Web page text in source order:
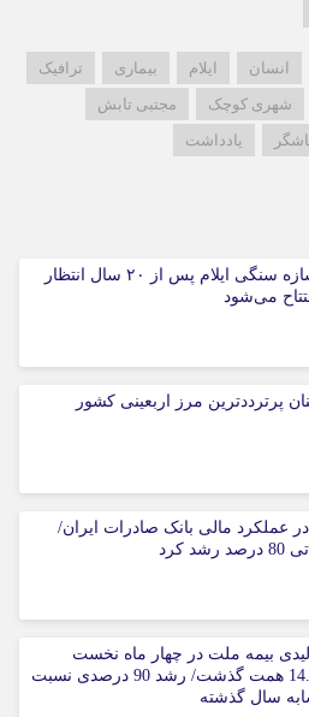
انسان ایلام بیماری
ترافیک
شهری کوچک
مجتبی تابش
یادداشت
بزرگترین سازه سنگی ایلام پس از ۲۰ سال انتظار
می‌شود
پرترددترین مرز اربعینی کشور
عملکرد مالی بانک صادرات ایران/
کرد
بیمه ملت در چهار ماه نخست
امسال از 14.5 همت گذشت/ رشد 90 درصدی نسبت
سال گذشته